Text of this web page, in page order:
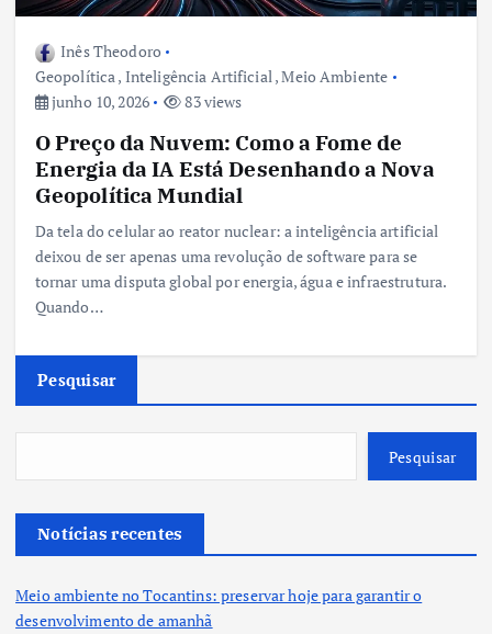
Inês Theodoro
Geopolítica, Inteligência Artificial,Meio Ambiente
junho 10, 2026
83 views
O Preço da Nuvem: Como a Fome de
Energia da IA Está Desenhando a Nova
Geopolítica Mundial
Da tela do celular ao reator nuclear: a inteligência artificial
deixou de ser apenas uma revolução de software para se
tornar uma disputa global por energia, água e infraestrutura.
Quando…
Pesquisar
Pesquisar
Notícias recentes
Meio ambiente no Tocantins: preservar hoje para garantir o
desenvolvimento de amanhã